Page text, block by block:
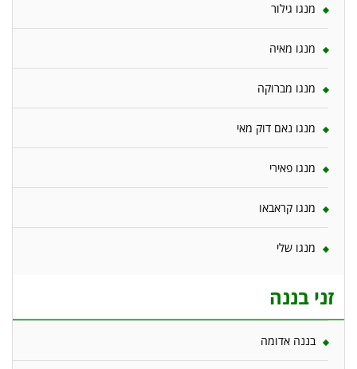
מנגו גילור
מנגו מאיה
מנגו מברוקה
מנגו נאם דוק מאי
מנגו פאירי
מנגו קראבאו
מנגו שלי
זני בננה
בננה אדומה